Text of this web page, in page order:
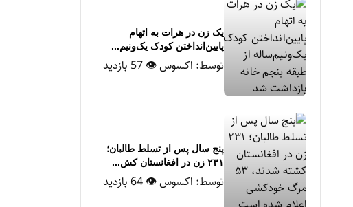
یک زن در هرات به اتهام
پایین‌انداختن کودک یک‌ونیم‌...
توسط: اکسوس👁 57 بازدید
پنج سال پس از تسلط طالبان؛
۲۳۱ زن در افغانستان کش...
توسط: اکسوس👁 64 بازدید